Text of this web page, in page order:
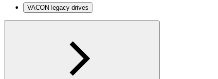
VACON legacy drives